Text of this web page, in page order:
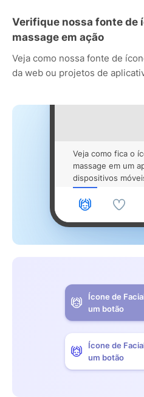
Verifique nossa fonte de
massage em ação
Veja como nossa fonte de
da web ou projetos de
Veja como fica o
massage em um
dispositivos
Ícone de
um botão
Ícone de
um botão